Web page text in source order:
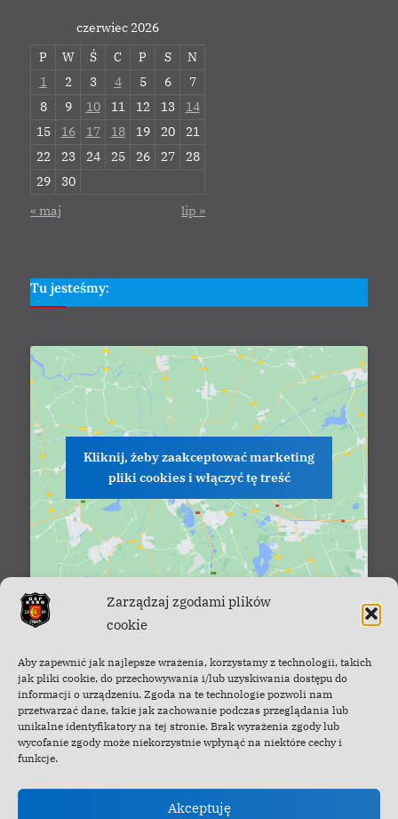
Zarządzaj zgodami plików
cookie
Aby zapewnić jak najlepsze wrażenia, korzystamy z technologii, takich
jak pliki cookie, do przechowywania i/lub uzyskiwania dostępu do
informacji o urządzeniu. Zgoda na te technologie pozwoli nam
przetwarzać dane, takie jak zachowanie podczas przeglądania lub
unikalne identyfikatory na tej stronie. Brak wyrażenia zgody lub
wycofanie zgody może niekorzystnie wpłynąć na niektóre cechy i
funkcje.
Akceptuję
czerwiec 2026
P
W Ś C P S
N
1
2 3 4 5 6
7
8
9 10 11 12 13
14
15
16 17 18 19 20
21
22
23 24 25 26 27
28
29
30
« maj
lip »
Tu jesteśmy:
Kliknij, żeby zaakceptować marketing
pliki cookies i włączyć tę treść
Facebook - OSP Cisna